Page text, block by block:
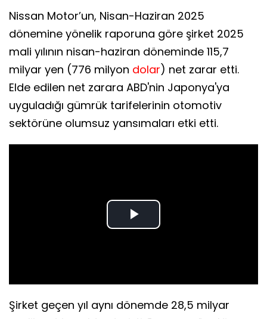
Nissan Motor’un, Nisan-Haziran 2025
dönemine yönelik raporuna göre şirket 2025
mali yılının nisan-haziran döneminde 115,7
milyar yen (776 milyon dolar) net zarar etti.
Elde edilen net zarara ABD'nin Japonya'ya
uyguladığı gümrük tarifelerinin otomotiv
sektörüne olumsuz yansımaları etki etti.
Play
Şirket geçen yıl aynı dönemde 28,5 milyar